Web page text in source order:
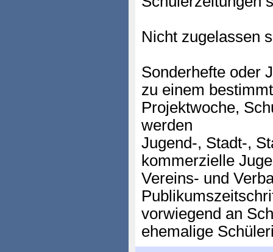
Nicht zugelassen
Sonderhefte oder
zu einem
Projektwoche,
werden
Jugend-, Stadt-,
kommerzielle
Vereins- und
vorwiegend an
ehemalige